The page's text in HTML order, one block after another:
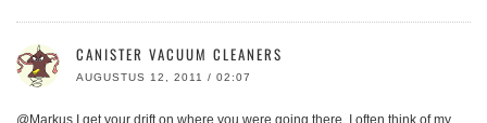
CANISTER VACUUM CLEANERS
AUGUSTUS 12, 2011 / 02:07